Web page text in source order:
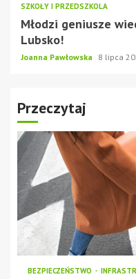
SZKOŁY I PRZEDSZKOLA
Młodzi geniusze
Lubsko!
Joanna Pawłowska 8 lipca
Przeczytaj
BEZPIECZEŃSTWO